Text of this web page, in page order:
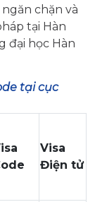
chặn và
tại Hàn
đại học Hàn
tại cục
Visa
Điện tử